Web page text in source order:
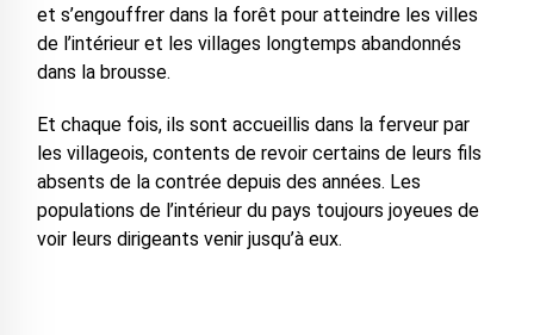
et s’engouffrer dans la forêt pour atteindre les villes
de l’intérieur et les villages longtemps abandonnés
dans la brousse.
Et chaque fois, ils sont accueillis dans la ferveur par
les villageois, contents de revoir certains de leurs fils
absents de la contrée depuis des années. Les
populations de l’intérieur du pays toujours joyeues de
voir leurs dirigeants venir jusqu’à eux.